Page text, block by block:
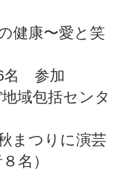
健康〜愛と笑
名 参加
域包括センタ
まつりに演芸
名）